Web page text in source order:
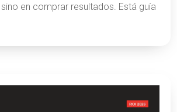
en comprar resultados. Está guía